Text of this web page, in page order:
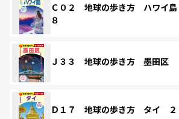
Ｃ０２ 地球の歩き方 ハワイ
８
Ｊ３３ 地球の歩き方 墨田区
Ｄ１７ 地球の歩き方 タイ ２